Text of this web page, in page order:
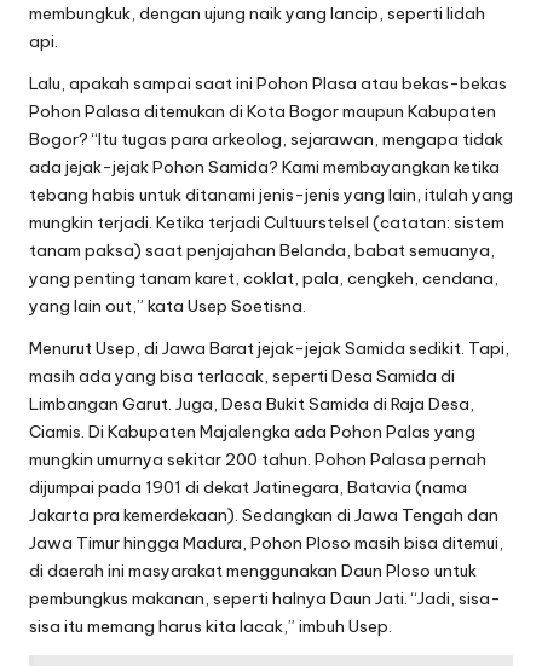
membungkuk, dengan ujung naik yang lancip, seperti lidah
api.
Lalu, apakah sampai saat ini Pohon Plasa atau bekas-bekas
Pohon Palasa ditemukan di Kota Bogor maupun Kabupaten
Bogor? “Itu tugas para arkeolog, sejarawan, mengapa tidak
ada jejak-jejak Pohon Samida? Kami membayangkan ketika
tebang habis untuk ditanami jenis-jenis yang lain, itulah yang
mungkin terjadi. Ketika terjadi Cultuurstelsel (catatan: sistem
tanam paksa) saat penjajahan Belanda, babat semuanya,
yang penting tanam karet, coklat, pala, cengkeh, cendana,
yang lain out,” kata Usep Soetisna.
Menurut Usep, di Jawa Barat jejak-jejak Samida sedikit. Tapi,
masih ada yang bisa terlacak, seperti Desa Samida di
Limbangan Garut. Juga, Desa Bukit Samida di Raja Desa,
Ciamis. Di Kabupaten Majalengka ada Pohon Palas yang
mungkin umurnya sekitar 200 tahun. Pohon Palasa pernah
dijumpai pada 1901 di dekat Jatinegara, Batavia (nama
Jakarta pra kemerdekaan). Sedangkan di Jawa Tengah dan
Jawa Timur hingga Madura, Pohon Ploso masih bisa ditemui,
di daerah ini masyarakat menggunakan Daun Ploso untuk
pembungkus makanan, seperti halnya Daun Jati. “Jadi, sisa-
sisa itu memang harus kita lacak,” imbuh Usep.